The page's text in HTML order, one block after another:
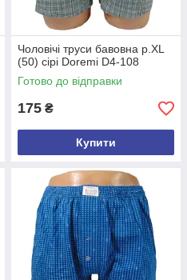
Чоловічі труси бавовна р.XL
(50) сірі Doremi D4-108
Готово до відправки
175 ₴
Купити